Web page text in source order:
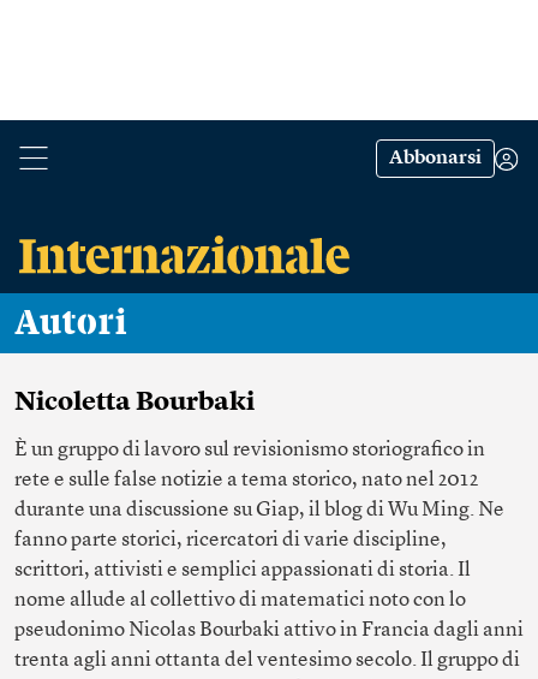
Abbonarsi
Autori
Nicoletta Bourbaki
È un gruppo di lavoro sul revisionismo storiografico in
rete e sulle false notizie a tema storico, nato nel 2012
durante una discussione suGiap, il blog di Wu Ming. Ne
fanno parte storici, ricercatori di varie discipline,
scrittori, attivisti e semplici appassionati di storia. Il
nome allude al collettivo di matematici noto con lo
pseudonimo Nicolas Bourbaki attivo in Francia dagli anni
trenta agli anni ottanta del ventesimo secolo. Il gruppo di